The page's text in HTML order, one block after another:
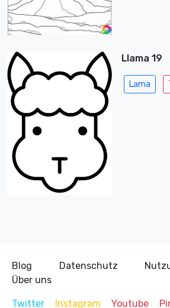
Llama 19
Lama
Blog Datenschutz
Über uns
Twitter Instagram Youtube